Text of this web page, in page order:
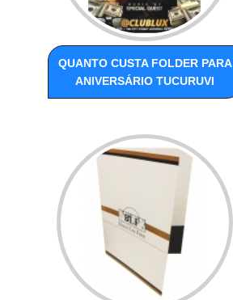
QUANTO CUSTA FOLDER PARA
ANIVERSÁRIO TUCURUVI